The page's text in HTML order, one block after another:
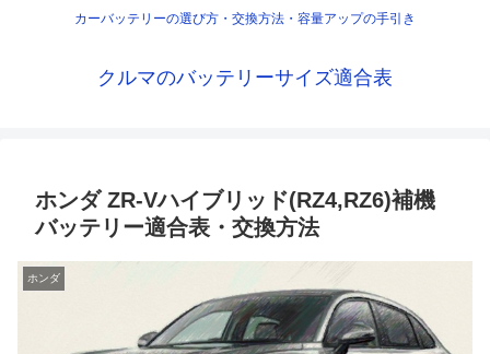
カーバッテリーの選び方・交換方法・容量アップの手引き
クルマのバッテリーサイズ適合表
ホンダ ZR-Vハイブリッド(RZ4,RZ6)補機
バッテリー適合表・交換方法
ホンダ